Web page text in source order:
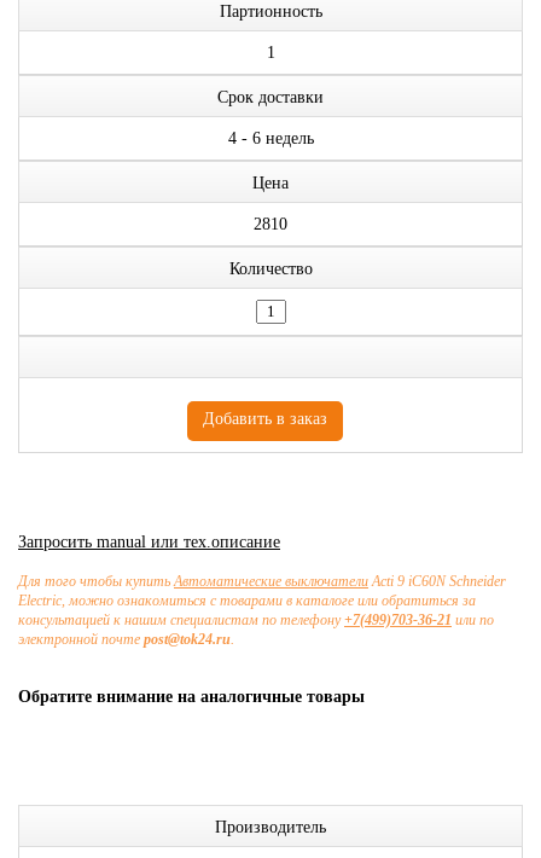
Партионность
1
Срок доставки
4 - 6 недель
Цена
2810
Количество
Запросить manual или тех.описание
Для того чтобы купитьАвтоматические выключателиActi 9 iC60N Schneider
Electric, можно ознакомиться с товарами в каталоге или обратиться за
консультацией к нашим специалистам по телефону+7(499)703-36-21 или по
электронной почте post@tok24.ru.
Обратите внимание на аналогичные товары
Производитель